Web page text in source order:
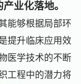
业化落地。
能够根据局部环
提升临床应用效
医学技术的不断
工程中的潜力将